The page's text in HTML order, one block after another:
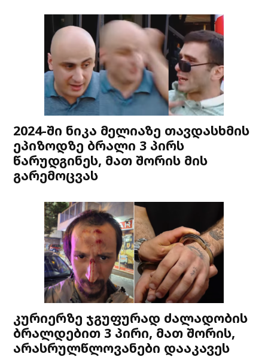
2024-ში ნიკა მელიაზე თავდასხმის
ეპიზოდზე ბრალი 3 პირს
წარუდგინეს, მათ შორის მის
გარემოცვას
კურიერზე ჯგუფურად ძალადობის
ბრალდებით 3 პირი, მათ შორის,
არასრულწლოვანები დააკავეს